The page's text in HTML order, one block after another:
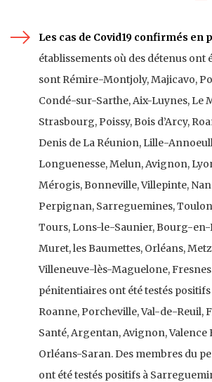
Les cas de Covid19 confirmés en
établissements où des détenus ont
sont Rémire-Montjoly, Majicavo,
Condé-sur-Sarthe, Aix-Luynes, Le
Strasbourg, Poissy, Bois d’Arcy,
Denis de La Réunion, Lille-
Longuenesse, Melun, Avignon,
Mérogis, Bonneville, Villepinte,
Perpignan, Sarreguemines,
Tours, Lons-le-Saunier, Bourg-en-
Muret, les Baumettes, Orléans,
Villeneuve-lès-Maguelone,
pénitentiaires ont été testés
Roanne, Porcheville, Val-de-Reuil,
Santé, Argentan, Avignon, Valence
Orléans-Saran. Des membres du
ont été testés positifs à